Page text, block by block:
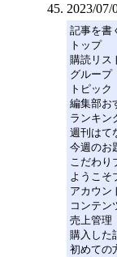
2023/07/
記事を書
トップ
購読リス
グループ
トピック
編集部お
ランキン
週刊はて
今週のお
こだわり
ようこそ
アカウン
コンテン
売上管理
購入した
初めての